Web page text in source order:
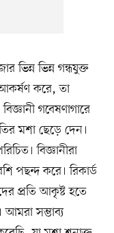
ভিন্ন ভিন্ন গন্ধযুক্ত
করে, তা
গবেষণাগারে
মশা ছেড়ে দেন।
বিজ্ঞানীরা
পছন্দ করে। রিকার্ড
প্রতি আকৃষ্ট হতে
আমরা সম্ভাব্য